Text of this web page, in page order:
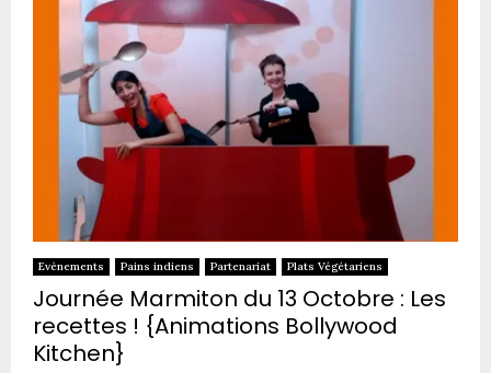
Evènements Pains indiens Partenariat Plats Végétariens
Journée Marmiton du 13 Octobre : Les
recettes ! {Animations Bollywood
Kitchen}